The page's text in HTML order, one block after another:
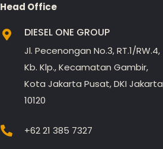
Head Office
DIESEL ONE GROUP
Jl. Pecenongan No.3, RT.1/RW.4,
Kb. Klp., Kecamatan Gambir,
Kota Jakarta Pusat, DKI Jakarta
10120
+62 21 385 7327